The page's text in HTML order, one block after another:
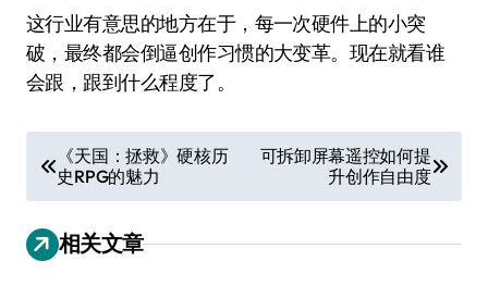
这行业有意思的地方在于，每一次硬件上的小突
破，最终都会倒逼创作习惯的大变革。现在就看谁
会跟，跟到什么程度了。
章
导
航
《天国：拯救》硬核历
史RPG的魅力
可拆卸屏幕遥控如何提
升创作自由度
相关文章